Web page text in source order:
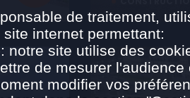
de traitement,
site internet permettant:
notre site utilise des
de mesurer l'audience
modifier vos